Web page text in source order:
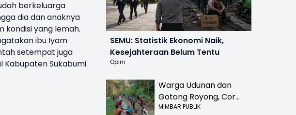
berkeluarga
dia dan anaknya
kondisi yang lemah.
ibu Iyam
setempat juga
Kabupaten Sukabumi.
SEMU: Statistik Ekonomi Naik,
Kesejahteraan Belum Tentu
Opini
Warga Udunan dan
Gotong Royong, Cor
Jalan Hancur di
MIMBAR PUBLIK